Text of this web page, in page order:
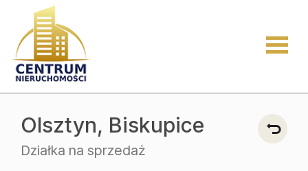
główna
Oferty
Olsztyn, Biskupice
Działka na sprzedaż